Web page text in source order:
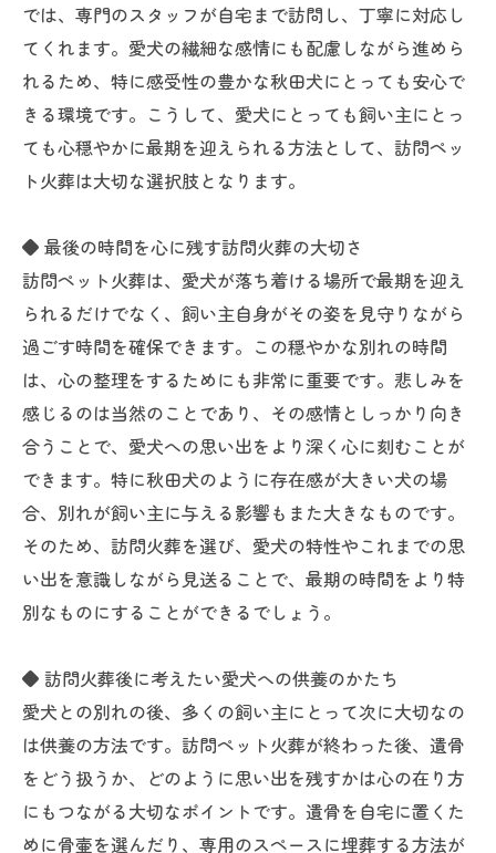
では、専門のスタッフが自宅まで訪問し、丁寧に対応し
てくれます。愛犬の繊細な感情にも配慮しながら進めら
れるため、特に感受性の豊かな秋田犬にとっても安心で
きる環境です。こうして、愛犬にとっても飼い主にとっ
ても心穏やかに最期を迎えられる方法として、訪問ペッ
ト火葬は大切な選択肢となります。
◆ 最後の時間を心に残す訪問火葬の大切さ
訪問ペット火葬は、愛犬が落ち着ける場所で最期を迎え
られるだけでなく、飼い主自身がその姿を見守りながら
過ごす時間を確保できます。この穏やかな別れの時間
は、心の整理をするためにも非常に重要です。悲しみを
感じるのは当然のことであり、その感情としっかり向き
合うことで、愛犬への思い出をより深く心に刻むことが
できます。特に秋田犬のように存在感が大きい犬の場
合、別れが飼い主に与える影響もまた大きなものです。
そのため、訪問火葬を選び、愛犬の特性やこれまでの思
い出を意識しながら見送ることで、最期の時間をより特
別なものにすることができるでしょう。
◆ 訪問火葬後に考えたい愛犬への供養のかたち
愛犬との別れの後、多くの飼い主にとって次に大切なの
は供養の方法です。訪問ペット火葬が終わった後、遺骨
をどう扱うか、どのように思い出を残すかは心の在り方
にもつながる大切なポイントです。遺骨を自宅に置くた
めに骨壷を選んだり、専用のスペースに埋葬する方法が